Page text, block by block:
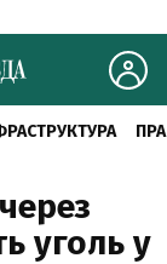
уголь у